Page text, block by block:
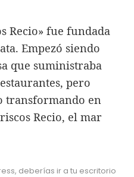
Recio» fue fundada
Empezó siendo
que suministraba
pero
transformando en
Recio, el mar
deberías ir a tu escritorio